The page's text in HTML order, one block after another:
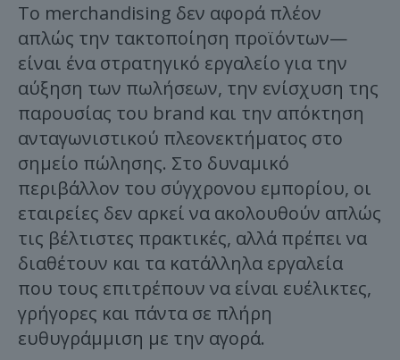
Το merchandising δεν αφορά πλέον
απλώς την τακτοποίηση προϊόντων—
είναι ένα στρατηγικό εργαλείο για την
αύξηση των πωλήσεων, την ενίσχυση της
παρουσίας του brand και την απόκτηση
ανταγωνιστικού πλεονεκτήματος στο
σημείο πώλησης. Στο δυναμικό
περιβάλλον του σύγχρονου εμπορίου, οι
εταιρείες δεν αρκεί να ακολουθούν απλώς
τις βέλτιστες πρακτικές, αλλά πρέπει να
διαθέτουν και τα κατάλληλα εργαλεία
που τους επιτρέπουν να είναι ευέλικτες,
γρήγορες και πάντα σε πλήρη
ευθυγράμμιση με την αγορά.